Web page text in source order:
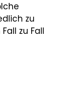
zu
zu Fall